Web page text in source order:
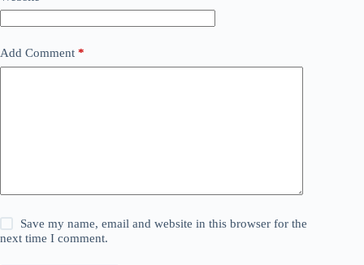
Add Comment *
Save my name, email and website in this browser for the
next time I comment.